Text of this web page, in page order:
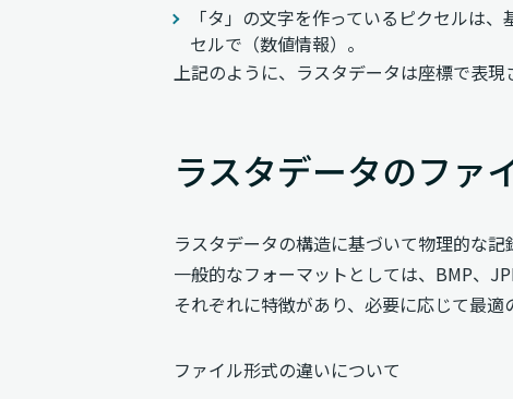
「タ」の文字を作っているピクセルは
セルで（数値情報）。
上記のように、ラスタデータは座標で表現
ラスタデータのファ
ラスタデータの構造に基づいて物理的な記
一般的なフォーマットとしては、BMP、
それぞれに特徴があり、必要に応じて最適
ファイル形式の違いについて